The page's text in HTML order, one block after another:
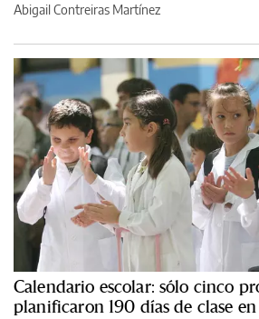
Abigail Contreiras Martínez
Calendario escolar: sólo cinco
planificaron 190 días de clase